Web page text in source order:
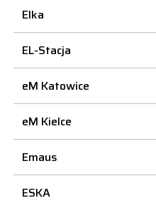
Elka
EL-Stacja
eM Katowice
eM Kielce
Emaus
ESKA